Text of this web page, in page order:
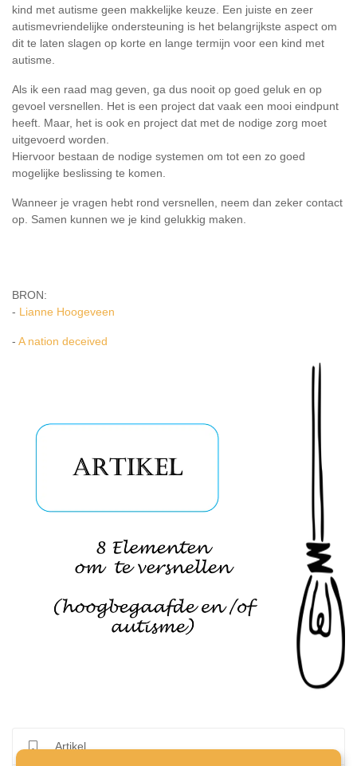
kind met autisme geen makkelijke keuze. Een juiste en zeer
autismevriendelijke ondersteuning is het belangrijkste aspect om
dit te laten slagen op korte en lange termijn voor een kind met
autisme.
Als ik een raad mag geven, ga dus nooit op goed geluk en op
gevoel versnellen. Het is een project dat vaak een mooi eindpunt
heeft. Maar, het is ook en project dat met de nodige zorg moet
uitgevoerd worden.
Hiervoor bestaan de nodige systemen om tot een zo goed
mogelijke beslissing te komen.
Wanneer je vragen hebt rond versnellen, neem dan zeker contact
op. Samen kunnen we je kind gelukkig maken.
BRON:
- Lianne Hoogeveen
- A nation deceived
Artikel